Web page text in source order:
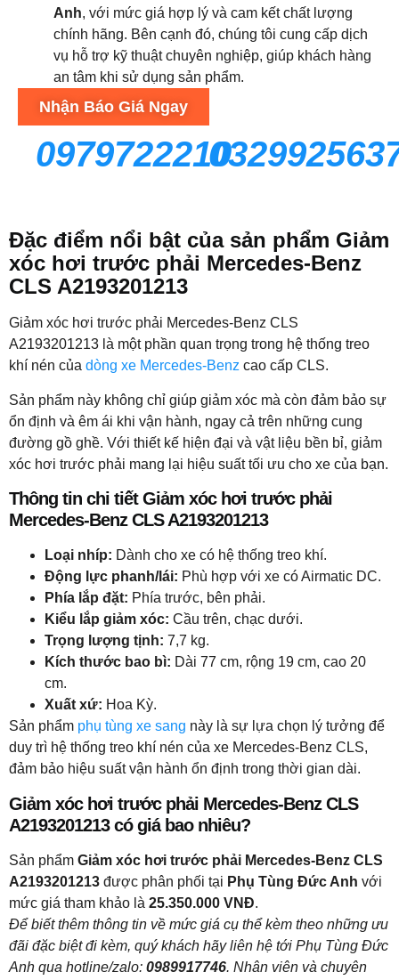
Anh, với mức giá hợp lý và cam kết chất lượng
chính hãng. Bên cạnh đó, chúng tôi cung cấp dịch
vụ hỗ trợ kỹ thuật chuyên nghiệp, giúp khách hàng
an tâm khi sử dụng sản phẩm.
Nhận Báo Giá Ngay
0979722210
Đặc điểm nổi bật của sản phẩm Giảm
xóc hơi trước phải Mercedes-Benz
CLS A2193201213
Giảm xóc hơi trước phải Mercedes-Benz CLS
A2193201213 là một phần quan trọng trong hệ thống treo
khí nén của dòng xe Mercedes-Benz cao cấp CLS.
Sản phẩm này không chỉ giúp giảm xóc mà còn đảm bảo sự
ổn định và êm ái khi vận hành, ngay cả trên những cung
đường gồ ghề. Với thiết kế hiện đại và vật liệu bền bỉ, giảm
xóc hơi trước phải mang lại hiệu suất tối ưu cho xe của bạn.
Thông tin chi tiết Giảm xóc hơi trước phải
Mercedes-Benz CLS A2193201213
Loại nhíp: Dành cho xe có hệ thống treo khí.
Động lực phanh/lái: Phù hợp với xe có Airmatic DC.
Phía lắp đặt: Phía trước, bên phải.
Kiểu lắp giảm xóc: Cầu trên, chạc dưới.
Trọng lượng tịnh: 7,7 kg.
Kích thước bao bì: Dài 77 cm, rộng 19 cm, cao 20
cm.
Xuất xứ: Hoa Kỳ.
Sản phẩm phụ tùng xe sang này là sự lựa chọn lý tưởng để
duy trì hệ thống treo khí nén của xe Mercedes-Benz CLS,
đảm bảo hiệu suất vận hành ổn định trong thời gian dài.
Giảm xóc hơi trước phải Mercedes-Benz CLS
A2193201213 có giá bao nhiêu?
Sản phẩm Giảm xóc hơi trước phải Mercedes-Benz CLS
A2193201213 được phân phối tại Phụ Tùng Đức Anh với
mức giá tham khảo là 25.350.000 VNĐ.
Để biết thêm thông tin về mức giá cụ thể kèm theo những ưu
đãi đặc biệt đi kèm, quý khách hãy liên hệ tới Phụ Tùng Đức
Anh qua hotline/zalo: 0989917746. Nhân viên và chuyên